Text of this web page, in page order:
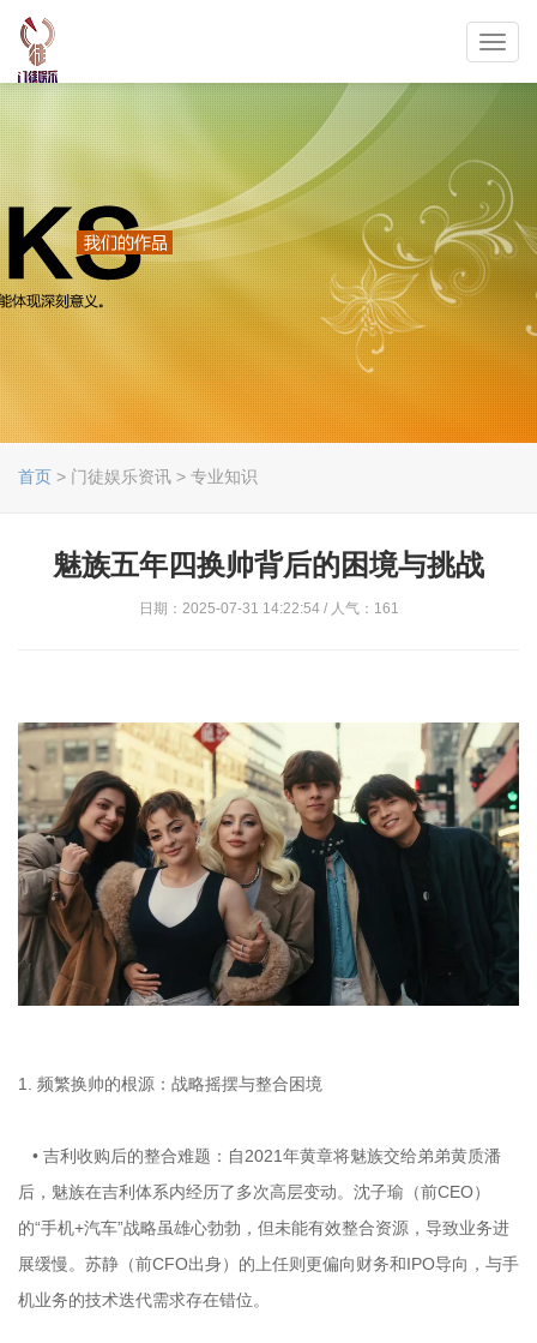
首页 > 门徒娱乐资讯 > 专业知识
魅族五年四换帅背后的困境与挑战
日期：2025-07-31 14:22:54 / 人气：161
1. 频繁换帅的根源：战略摇摆与整合困境
• 吉利收购后的整合难题：自2021年黄章将魅族交给弟弟黄质潘
后，魅族在吉利体系内经历了多次高层变动。沈子瑜（前CEO）
的“手机+汽车”战略虽雄心勃勃，但未能有效整合资源，导致业务进
展缓慢。苏静（前CFO出身）的上任则更偏向财务和IPO导向，与手
机业务的技术迭代需求存在错位。